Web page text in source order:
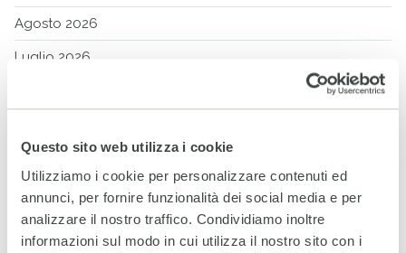
Questo sito web utilizza i cookie
Utilizziamo i cookie per personalizzare contenuti ed
annunci, per fornire funzionalità dei social media e per
analizzare il nostro traffico. Condividiamo inoltre
informazioni sul modo in cui utilizza il nostro sito con i
Agosto 2026
Luglio 2026
Aprile 2026
Marzo 2026
ARCHIVIO